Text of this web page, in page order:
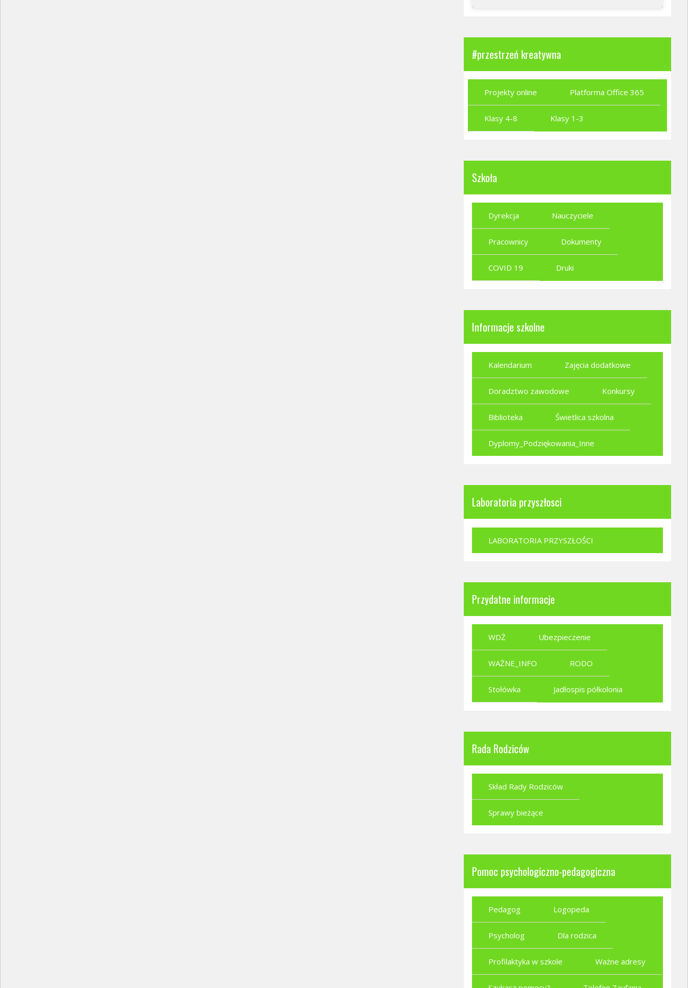
#przestrzeń kreatywna
Projekty online Platforma Office 365
Klasy 4-8 Klasy 1-3
Szkoła
Dyrekcja Nauczyciele
Pracownicy Dokumenty
COVID 19 Druki
Informacje szkolne
Kalendarium Zajęcia dodatkowe
Doradztwo zawodowe Konkursy
Biblioteka Świetlica szkolna
Dyplomy_Podziękowania_Inne
Laboratoria przyszłosci
LABORATORIA PRZYSZŁOŚCI
Przydatne informacje
WDŻ Ubezpieczenie
WAŻNE_INFO RODO
Stołówka Jadłospis półkolonia
Rada Rodziców
Skład Rady Rodziców
Sprawy bieżące
Pomoc psychologiczno-pedagogiczna
Pedagog Logopeda
Psycholog Dla rodzica
Profilaktyka w szkole Ważne adresy